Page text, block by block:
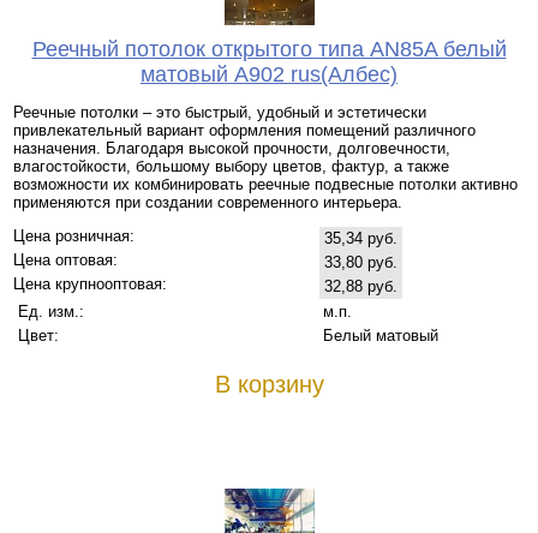
Реечный потолок открытого типа AN85A белый
матовый А902 rus(Албес)
Реечные потолки – это быстрый, удобный и эстетически
привлекательный вариант оформления помещений различного
назначения. Благодаря высокой прочности, долговечности,
влагостойкости, большому выбору цветов, фактур, а также
возможности их комбинировать реечные подвесные потолки активно
применяются при создании современного интерьера.
Цена розничная:
35,34 руб.
Цена оптовая:
33,80 руб.
Цена крупнооптовая:
32,88 руб.
Ед. изм.:
м.п.
Цвет:
Белый матовый
В корзину